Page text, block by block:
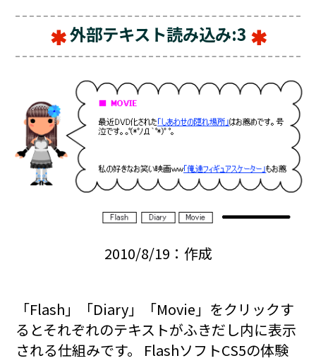
外部テキスト読み込み:3
2010/8/19：作成
「Flash」「Diary」「Movie」をクリックす
るとそれぞれのテキストがふきだし内に表示
される仕組みです。 FlashソフトCS5の体験